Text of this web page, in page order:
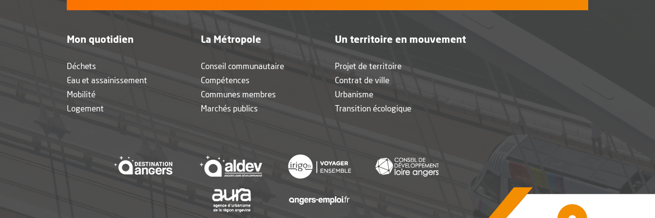
Mon quotidien
Déchets
Eau et assainissement
Mobilité
Logement
La Métropole
Conseil communautaire
Compétences
Communes membres
Marchés publics
Un territoire en mouvement
Projet de territoire
Contrat de ville
Urbanisme
Transition écologique
, Ouvre une nouvelle fenêtre, Ouvre une nouvelle fenêtre, Ouvre une nouvelle fenêtre